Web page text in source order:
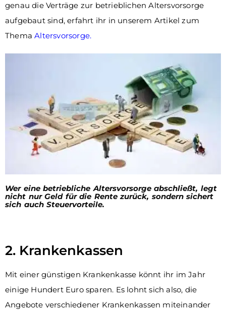
genau die Verträge zur betrieblichen Altersvorsorge
aufgebaut sind, erfahrt ihr in unserem Artikel zum
ThemaAltersvorsorge.
Wer eine betriebliche Altersvorsorge abschließt, legt
nicht nur Geld für die Rente zurück, sondern sichert
sich auch Steuervorteile.
2. Krankenkassen
Mit einer günstigen Krankenkasse könnt ihr im Jahr
einige Hundert Euro sparen. Es lohnt sich also, die
Angebote verschiedener Krankenkassen miteinander